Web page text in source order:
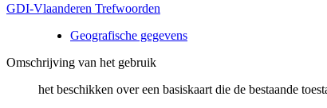
GDI-Vlaanderen Trefwoorden
Geografische gegevens
Omschrijving van het gebruik
het beschikken over een basiskaart die de bestaande